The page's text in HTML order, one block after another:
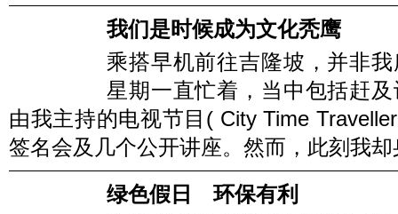
我们是时候成为文化秃鹰
乘搭早机前往吉隆坡，并非
星期一直忙着，当中包括赶
由我主持的电视节目( City Time
签名会及几个公开讲座。然而，此刻我
绿色假日 环保有利